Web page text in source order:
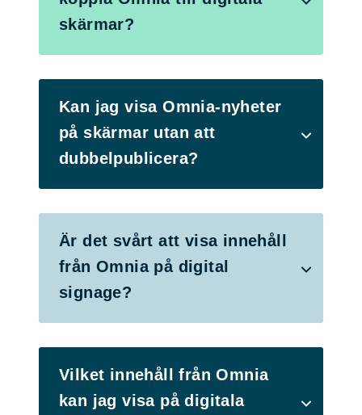
skärmar?
Kan jag visa Omnia‑nyheter
på skärmar utan att
dubbelpublicera?
Är det svårt att visa innehåll
från Omnia på digital
signage?
Vilket innehåll från Omnia
kan jag visa på digitala